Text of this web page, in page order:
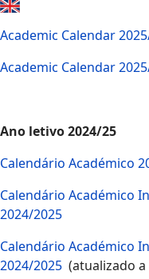
Academic Calendar
Academic Calendar
Ano letivo 2024/25
Calendário Académico
Calendário Académico
2024/2025
Calendário Académico
2024/2025 (atualizado a